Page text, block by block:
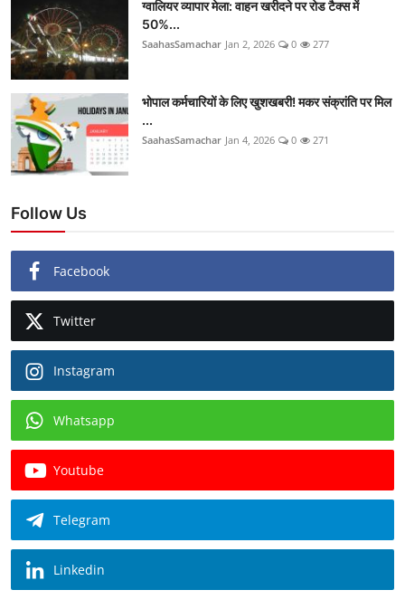
ग्वालियर व्यापार मेला: वाहन खरीदने पर रोड टैक्स में
50%...
SaahasSamachar Jan 2, 2026 0 277
भोपाल कर्मचारियों के लिए खुशखबरी! मकर संक्रांति पर मिल
...
SaahasSamachar Jan 4, 2026 0 271
Follow Us
Facebook
Twitter
Instagram
Whatsapp
Youtube
Telegram
Linkedin